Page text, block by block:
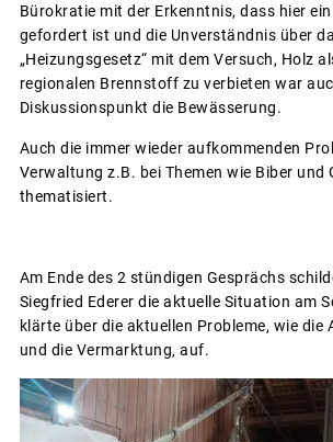
Bürokratie mit der Erkenntnis, dass hier
gefordert ist und die Unverständnis über
„Heizungsgesetz“ mit dem Versuch, Holz
regionalen Brennstoff zu verbieten war
Diskussionspunkt die Bewässerung.
Auch die immer wieder aufkommenden
Verwaltung z.B. bei Themen wie Biber und
thematisiert.
Am Ende des 2 stündigen Gesprächs
Siegfried Ederer die aktuelle Situation am
klärte über die aktuellen Probleme, wie die
und die Vermarktung, auf.